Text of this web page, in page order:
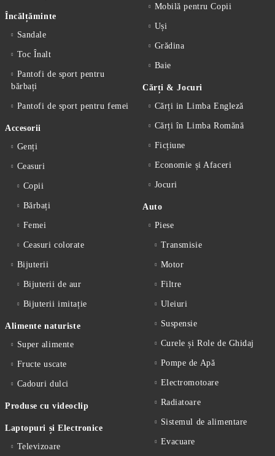
Încălțăminte
Sandale
Toc Înalt
Pantofi de sport pentru
bărbați
Pantofi de sport pentru femei
Accesorii
Genți
Ceasuri
Copii
Bărbați
Femei
Ceasuri colorate
Bijuterii
Bijuterii de aur
Bijuterii imitație
Alimente naturiste
Super alimente
Fructe uscate
Cadouri dulci
Produse cu videoclip
Laptopuri și Electronice
Televizoare
Mobilă pentru Copii
Uși
Grădina
Baie
Cărți & Jocuri
Cărți in Limba Engleză
Cărți în Limba Romănă
Ficțiune
Economie și Afaceri
Jocuri
Auto
Piese
Transmisie
Motor
Filtre
Uleiuri
Suspensie
Curele și Role de Ghidaj
Pompe de Apă
Electromotoare
Radiatoare
Sistemul de alimentare
Evacuare